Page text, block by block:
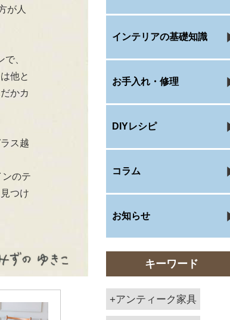
が人
、
他と
かカ
ス越
のテ
つけ
インテリアの基礎知識
お手入れ・修理
DIYレシピ
コラム
お知らせ
キーワード
アンティーク家具